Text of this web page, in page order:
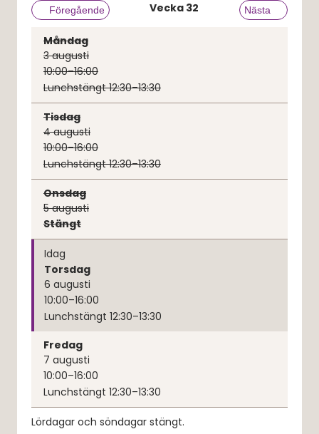
Föregående vecka
Föregående Vecka 32 Nästa vecka
Nästa
Måndag
3augusti
10:00–16:00
Lunchstängt 12:30–13:30
Tisdag
4augusti
10:00–16:00
Lunchstängt 12:30–13:30
Onsdag
5augusti
Stängt
Idag
Torsdag
6 augusti
10:00–16:00
Lunchstängt 12:30–13:30
Fredag
7 augusti
10:00–16:00
Lunchstängt 12:30–13:30
Lördagar och söndagar stängt.